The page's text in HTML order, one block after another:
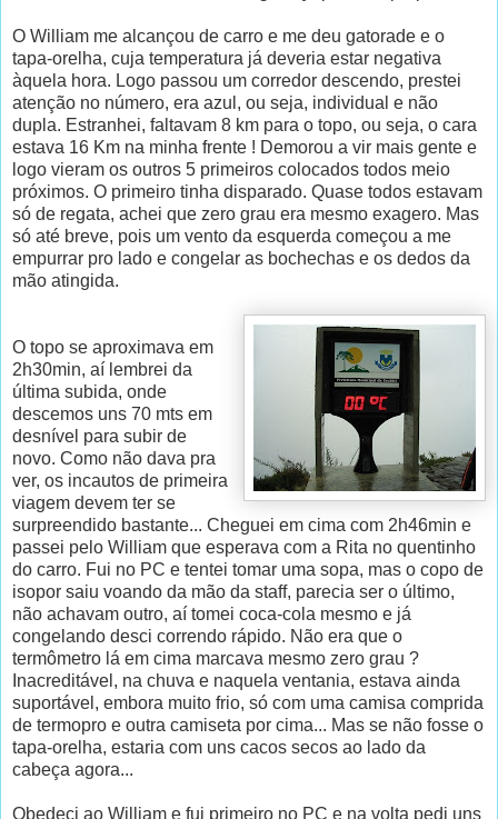
O William me alcançou de carro e me deu gatorade e o
tapa-orelha, cuja temperatura já deveria estar negativa
àquela hora. Logo passou um corredor descendo, prestei
atenção no número, era azul, ou seja, individual e não
dupla. Estranhei, faltavam 8 km para o topo, ou seja, o cara
estava 16 Km na minha frente ! Demorou a vir mais gente e
logo vieram os outros 5 primeiros colocados todos meio
próximos. O primeiro tinha disparado. Quase todos estavam
só de regata, achei que zero grau era mesmo exagero. Mas
só até breve, pois um vento da esquerda começou a me
empurrar pro lado e congelar as bochechas e os dedos da
mão atingida.
O topo se aproximava em
2h30min, aí lembrei da
última subida, onde
descemos uns 70 mts em
desnível para subir de
novo. Como não dava pra
ver, os incautos de primeira
viagem devem ter se
surpreendido bastante... Cheguei em cima com 2h46min e
passei pelo William que esperava com a Rita no quentinho
do carro. Fui no PC e tentei tomar uma sopa, mas o copo de
isopor saiu voando da mão da staff, parecia ser o último,
não achavam outro, aí tomei coca-cola mesmo e já
congelando desci correndo rápido. Não era que o
termômetro lá em cima marcava mesmo zero grau ?
Inacreditável, na chuva e naquela ventania, estava ainda
suportável, embora muito frio, só com uma camisa comprida
de termopro e outra camiseta por cima... Mas se não fosse o
tapa-orelha, estaria com uns cacos secos ao lado da
cabeça agora...
Obedeci ao William e fui primeiro no PC e na volta pedi uns